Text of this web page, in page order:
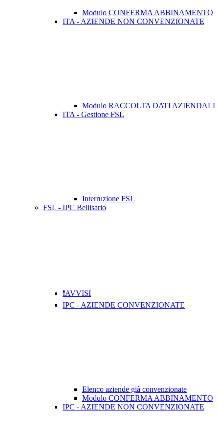
Modulo CONFERMA ABBINAMENTO
ITA - AZIENDE NON CONVENZIONATE
Modulo RACCOLTA DATI AZIENDALI
ITA - Gestione FSL
Interruzione FSL
FSL - IPC Bellisario
❗AVVISI
IPC - AZIENDE CONVENZIONATE
Elenco aziende già convenzionate
Modulo CONFERMA ABBINAMENTO
IPC - AZIENDE NON CONVENZIONATE